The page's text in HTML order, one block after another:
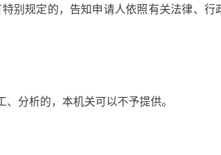
别规定的，告知申请人依照有关法律、行
分析的，本机关可以不予提供。